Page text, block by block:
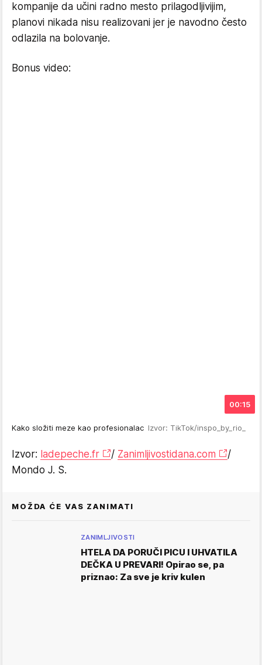
kompanije da učini radno mesto prilagodljivijim,
planovi nikada nisu realizovani jer je navodno često
odlazila na bolovanje.
Bonus video:
00:15
Kako složiti meze kao profesionalac Izvor: TikTok/inspo_by_rio_
Izvor: ladepeche.fr / Zanimljivostidana.com
/
Mondo J. S.
MOŽDA ĆE VAS ZANIMATI
ZANIMLJIVOSTI
HTELA DA PORUČI PICU I UHVATILA
DEČKA U PREVARI! Opirao se, pa
priznao: Za sve je kriv kulen